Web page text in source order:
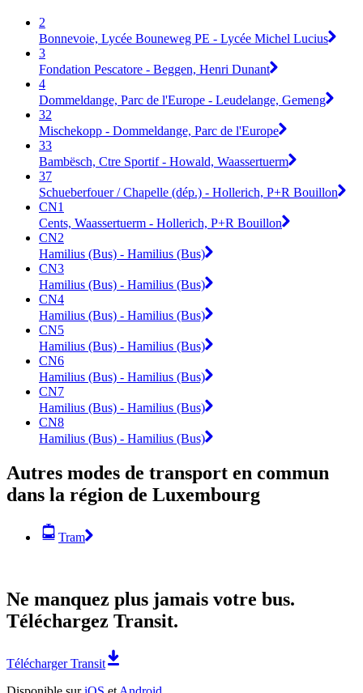
2
Bonnevoie, Lycée Bouneweg PE - Lycée Michel Lucius
3
Fondation Pescatore - Beggen, Henri Dunant
4
Dommeldange, Parc de l'Europe - Leudelange, Gemeng
32
Mischekopp - Dommeldange, Parc de l'Europe
33
Bambësch, Ctre Sportif - Howald, Waassertuerm
37
Schueberfouer / Chapelle (dép.) - Hollerich, P+R Bouillon
CN1
Cents, Waassertuerm - Hollerich, P+R Bouillon
CN2
Hamilius (Bus) - Hamilius (Bus)
CN3
Hamilius (Bus) - Hamilius (Bus)
CN4
Hamilius (Bus) - Hamilius (Bus)
CN5
Hamilius (Bus) - Hamilius (Bus)
CN6
Hamilius (Bus) - Hamilius (Bus)
CN7
Hamilius (Bus) - Hamilius (Bus)
CN8
Hamilius (Bus) - Hamilius (Bus)
Autres modes de transport en commun
dans la région de Luxembourg
Tram
Ne manquez plus jamais votre bus.
Téléchargez Transit.
Télécharger Transit